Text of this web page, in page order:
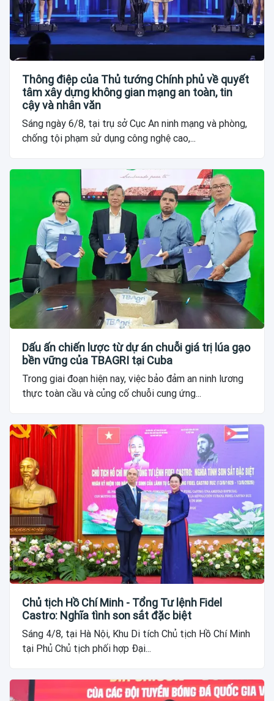
Thông điệp của Thủ tướng Chính phủ về quyết
tâm xây dựng không gian mạng an toàn, tin
cậy và nhân văn
Sáng ngày 6/8, tại trụ sở Cục An ninh mạng và phòng,
chống tội phạm sử dụng công nghệ cao,...
Dấu ấn chiến lược từ dự án chuỗi giá trị lúa gạo
bền vững của TBAGRI tại Cuba
Trong giai đoạn hiện nay, việc bảo đảm an ninh lương
thực toàn cầu và củng cố chuỗi cung ứng...
Chủ tịch Hồ Chí Minh - Tổng Tư lệnh Fidel
Castro: Nghĩa tình son sắt đặc biệt
Sáng 4/8, tại Hà Nội, Khu Di tích Chủ tịch Hồ Chí Minh
tại Phủ Chủ tịch phối hợp Đại...